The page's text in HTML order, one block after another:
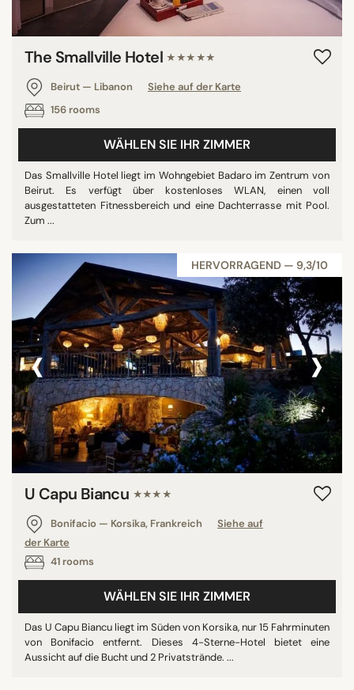
The Smallville Hotel ★★★★★
Beirut — Libanon
Siehe auf der Karte
156 rooms
WÄHLEN SIE IHR ZIMMER
Das Smallville Hotel liegt im Wohngebiet Badaro im Zentrum von
Beirut. Es verfügt über kostenloses WLAN, einen voll
ausgestatteten Fitnessbereich und eine Dachterrasse mit Pool.
Zum ...
HERVORRAGEND — 9,3/10
‹ ›
U Capu Biancu ★★★★
Bonifacio — Korsika, Frankreich
Siehe auf
der Karte
41 rooms
WÄHLEN SIE IHR ZIMMER
Das U Capu Biancu liegt im Süden von Korsika, nur 15 Fahrminuten
von Bonifacio entfernt. Dieses 4-Sterne-Hotel bietet eine
Aussicht auf die Bucht und 2 Privatstrände. ...